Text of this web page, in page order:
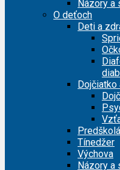
Názory a
O deťoch
Deti a
Dojčiatko
Tínedžer
Výchova
Názory a